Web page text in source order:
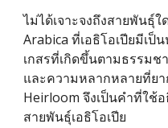
ไม่ได้เจาะจงถึงสายพันธุ์
Arabica ที่เอธิโอเปียมีเ
เกสรที่เกิดขึ้นตามธรรมช
และความหลากหลายที่ย
Heirloom จึงเป็นคำที่ใช้
สายพันธ์ุเอธิโอเปีย